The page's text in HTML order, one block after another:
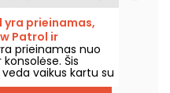
mafijos vado turtas.
yra prieinamas,
Patrol ir
prieinamas nuo
konsolėse. Šis
vaikus kartu su
dinozaurų.